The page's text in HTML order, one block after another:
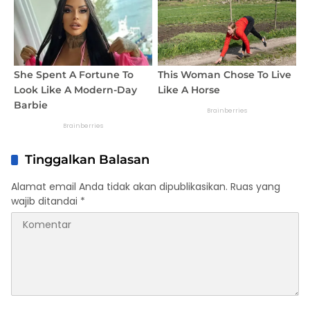
Tinggalkan Balasan
Alamat email Anda tidak akan dipublikasikan. Ruas yang
wajib ditandai *